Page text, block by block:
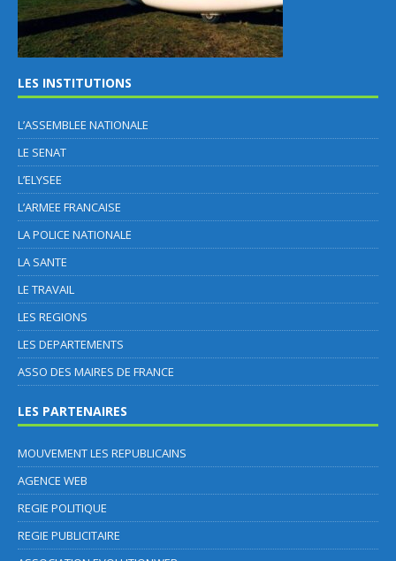
LES INSTITUTIONS
L’ASSEMBLEE NATIONALE
LE SENAT
L’ELYSEE
L’ARMEE FRANCAISE
LA POLICE NATIONALE
LA SANTE
LE TRAVAIL
LES REGIONS
LES DEPARTEMENTS
ASSO DES MAIRES DE FRANCE
LES PARTENAIRES
MOUVEMENT LES REPUBLICAINS
AGENCE WEB
REGIE POLITIQUE
REGIE PUBLICITAIRE